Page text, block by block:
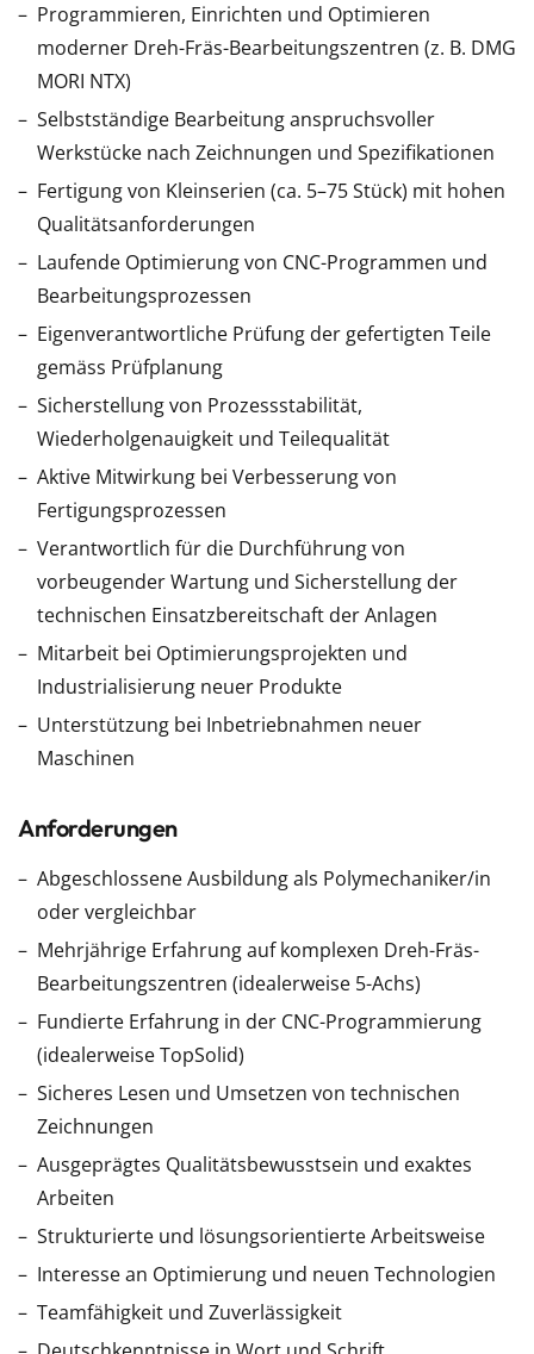
Programmieren, Einrichten und Optimieren
moderner Dreh-Fräs-Bearbeitungszentren (z. B. DMG
MORI NTX)
Selbstständige Bearbeitung anspruchsvoller
Werkstücke nach Zeichnungen und Spezifikationen
Fertigung von Kleinserien (ca. 5–75 Stück) mit hohen
Qualitätsanforderungen
Laufende Optimierung von CNC-Programmen und
Bearbeitungsprozessen
Eigenverantwortliche Prüfung der gefertigten Teile
gemäss Prüfplanung
Sicherstellung von Prozessstabilität,
Wiederholgenauigkeit und Teilequalität
Aktive Mitwirkung bei Verbesserung von
Fertigungsprozessen
Verantwortlich für die Durchführung von
vorbeugender Wartung und Sicherstellung der
technischen Einsatzbereitschaft der Anlagen
Mitarbeit bei Optimierungsprojekten und
Industrialisierung neuer Produkte
Unterstützung bei Inbetriebnahmen neuer
Maschinen
Anforderungen
Abgeschlossene Ausbildung als Polymechaniker/in
oder vergleichbar
Mehrjährige Erfahrung auf komplexen Dreh-Fräs-
Bearbeitungszentren (idealerweise 5-Achs)
Fundierte Erfahrung in der CNC-Programmierung
(idealerweise TopSolid)
Sicheres Lesen und Umsetzen von technischen
Zeichnungen
Ausgeprägtes Qualitätsbewusstsein und exaktes
Arbeiten
Strukturierte und lösungsorientierte Arbeitsweise
Interesse an Optimierung und neuen Technologien
Teamfähigkeit und Zuverlässigkeit